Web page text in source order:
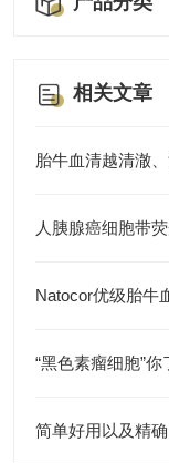
相关文章
胎牛血清越清澈
人胰腺癌细胞带
Natocor优级胎牛
“黑色素瘤细胞”你
简单好用以及精